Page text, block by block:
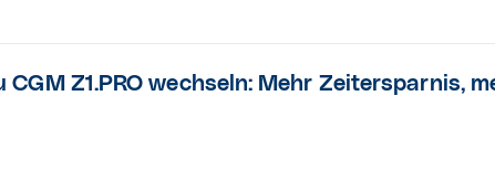
CGM Z1.PRO wechseln: Mehr Zeitersparnis,